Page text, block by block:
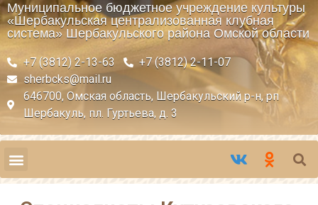
Муниципальное бюджетное учреждение культуры
«Шербакульская централизованная клубная
система» Шербакульского района Омской области
+7 (3812) 2-13-63
+7 (3812) 2-11-07
sherbcks@mail.ru
646700, Омская область, Шербакульский р-н, рп
Шербакуль, пл. Гуртьева, д. 3